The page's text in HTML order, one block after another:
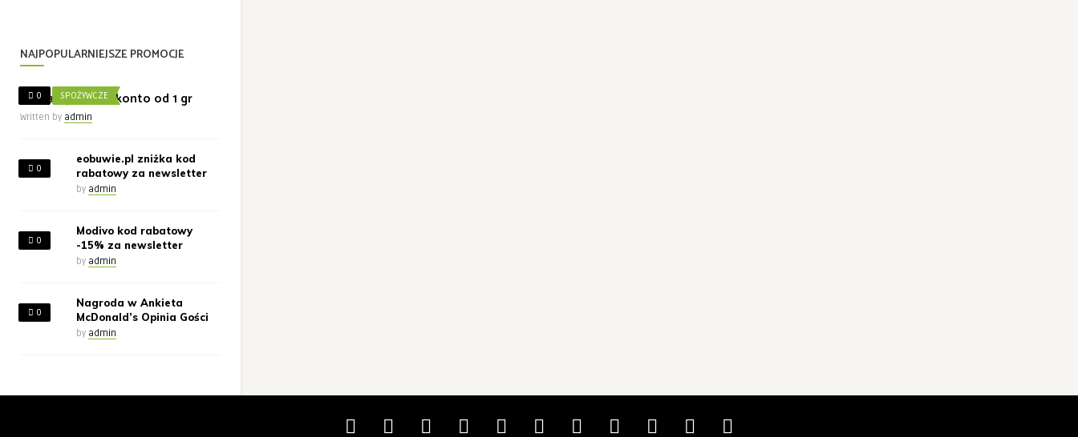
NAJPOPULARNIEJSZE PROMOCJE
0 SPOŻYWCZE
Żabka wpłata na konto od 1 gr
Written by admin
0
eobuwie.pl zniżka kod
rabatowy za newsletter
by admin
0
Modivo kod rabatowy
-15% za newsletter
by admin
0
Nagroda w Ankieta
McDonald’s Opinia Gości
by admin